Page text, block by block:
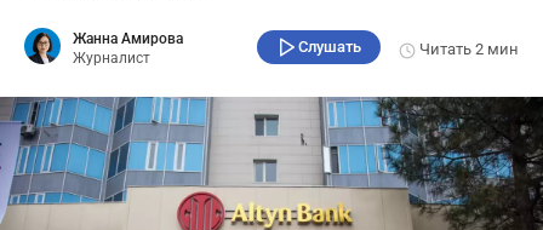
Жанна Амирова
Журналист
Слушать Читать 2 мин